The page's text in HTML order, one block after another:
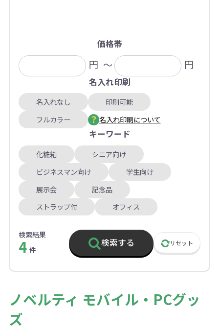
価格帯
円 ～ 円
名入れ印刷
名入れなし
印刷可能
フルカラー
名入れ印刷について
キーワード
化粧箱
シニア向け
ビジネスマン向け
学生向け
展示会
記念品
ストラップ付
オフィス
検索結果
4 件
検索する リセット
ノベルティ モバイル・PCグッ
ズ